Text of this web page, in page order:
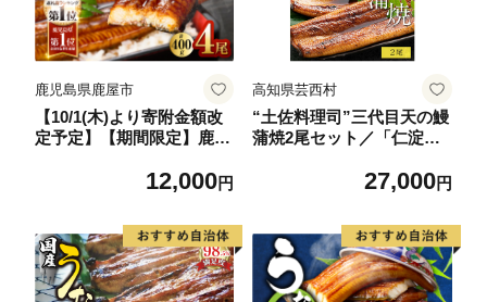
鹿児島県鹿屋市
【10/1(木)より寄附金額改
定予定】【期間限定】鹿児
（400g） KN007-023
12,000円
高知県芸西村
“土佐料理司”三代目天の鰻
蒲焼2尾セット／「仁淀
全無投薬養殖 国産・高知
うなぎ 真空パック （ウナ
ギう・たれセット）
27,000円